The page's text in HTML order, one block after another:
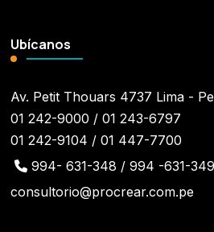
Ubícanos
Av. Petit Thouars 4737 Lima -
01 242-9000 / 01 243-6797
01 242-9104 / 01 447-7700
994- 631-348 / 994 -631-349
consultorio@procrear.com.pe